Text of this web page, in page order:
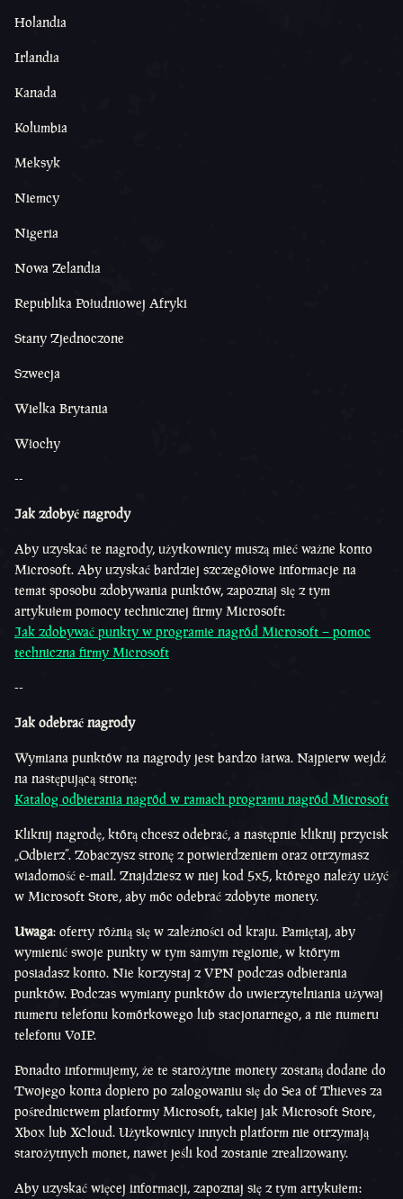
Holandia
Irlandia
Kanada
Kolumbia
Meksyk
Niemcy
Nigeria
Nowa Zelandia
Republika Południowej Afryki
Stany Zjednoczone
Szwecja
Wielka Brytania
Włochy
--
Jak zdobyć nagrody
Aby uzyskać te nagrody, użytkownicy muszą mieć ważne konto
Microsoft. Aby uzyskać bardziej szczegółowe informacje na
temat sposobu zdobywania punktów, zapoznaj się z tym
artykułem pomocy technicznej firmy Microsoft:
Jak zdobywać punkty w programie nagród Microsoft – pomoc
techniczna firmy Microsoft
--
Jak odebrać nagrody
Wymiana punktów na nagrody jest bardzo łatwa. Najpierw wejdź
na następującą stronę:
Katalog odbierania nagród w ramach programu nagród Microsoft
Kliknij nagrodę, którą chcesz odebrać, a następnie kliknij przycisk
„Odbierz”. Zobaczysz stronę z potwierdzeniem oraz otrzymasz
wiadomość e-mail. Znajdziesz w niej kod 5x5, którego należy użyć
w Microsoft Store, aby móc odebrać zdobyte monety.
Uwaga: oferty różnią się w zależności od kraju. Pamiętaj, aby
wymienić swoje punkty w tym samym regionie, w którym
posiadasz konto. Nie korzystaj z VPN podczas odbierania
punktów. Podczas wymiany punktów do uwierzytelniania używaj
numeru telefonu komórkowego lub stacjonarnego, a nie numeru
telefonu VoIP.
Ponadto informujemy, że te starożytne monety zostaną dodane do
Twojego konta dopiero po zalogowaniu się do Sea of Thieves za
pośrednictwem platformy Microsoft, takiej jak Microsoft Store,
Xbox lub XCloud. Użytkownicy innych platform nie otrzymają
starożytnych monet, nawet jeśli kod zostanie zrealizowany.
Aby uzyskać więcej informacji, zapoznaj się z tym artykułem: